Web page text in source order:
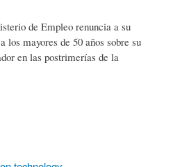
de Empleo renuncia a su
los mayores de 50 años sobre su
en las postrimerías de la